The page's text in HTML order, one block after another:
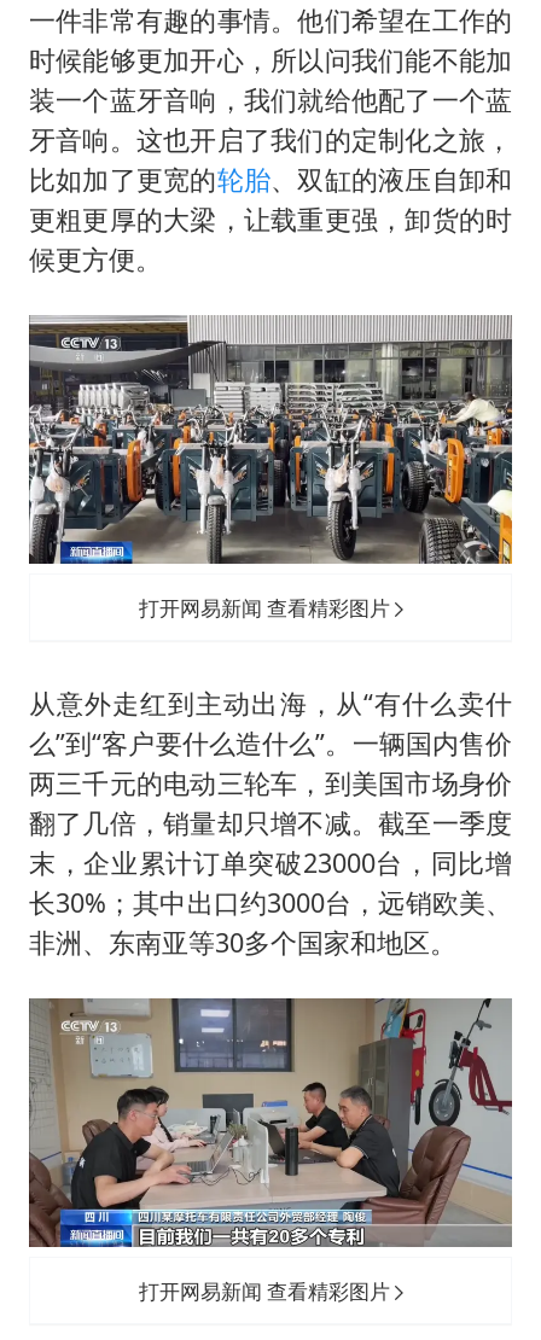
一件非常有趣的事情。他们希望在工作的
时候能够更加开心，所以问我们能不能加
装一个蓝牙音响，我们就给他配了一个蓝
牙音响。这也开启了我们的定制化之旅，
比如加了更宽的轮胎、双缸的液压自卸和
更粗更厚的大梁，让载重更强，卸货的时
候更方便。
打开网易新闻 查看精彩图片
从意外走红到主动出海，从“有什么卖什
么”到“客户要什么造什么”。一辆国内售价
两三千元的电动三轮车，到美国市场身价
翻了几倍，销量却只增不减。截至一季度
末，企业累计订单突破23000台，同比增
长30%；其中出口约3000台，远销欧美、
非洲、东南亚等30多个国家和地区。
打开网易新闻 查看精彩图片